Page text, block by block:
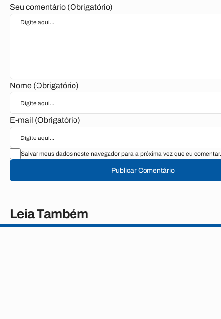
Seu comentário (Obrigatório)
Nome (Obrigatório)
E-mail (Obrigatório)
Salvar meus dados neste navegador para a próxima vez que eu comentar.
Publicar Comentário
Leia Também